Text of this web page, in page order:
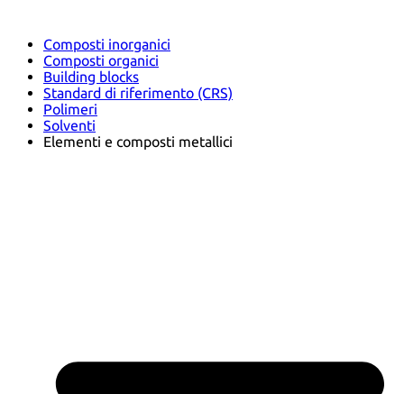
Composti inorganici
Composti organici
Building blocks
Standard di riferimento (CRS)
Polimeri
Solventi
Elementi e composti metallici